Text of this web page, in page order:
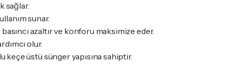
sağlar.
sunar.
azaltır ve konforu maksimize eder.
olur.
üstü sünger yapısına sahiptir.